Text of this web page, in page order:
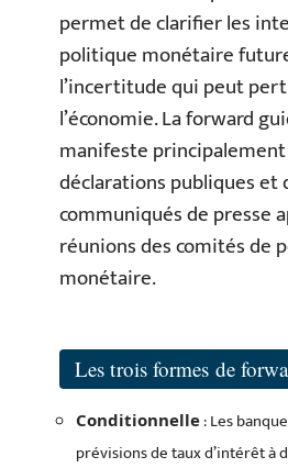
permet de clarifier les
politique monétaire
l’incertitude qui peut
l’économie. La forward
manifeste
déclarations publiques et
communiqués de presse
réunions des comités de
monétaire.
Les trois formes de
Conditionnelle: Les
prévisions de taux d’intérêt à